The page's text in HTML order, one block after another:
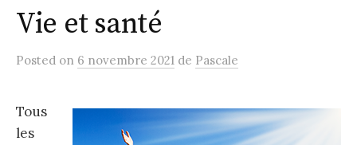
Vie et santé
Posted on 6 novembre 2021 de Pascale
Tous
les